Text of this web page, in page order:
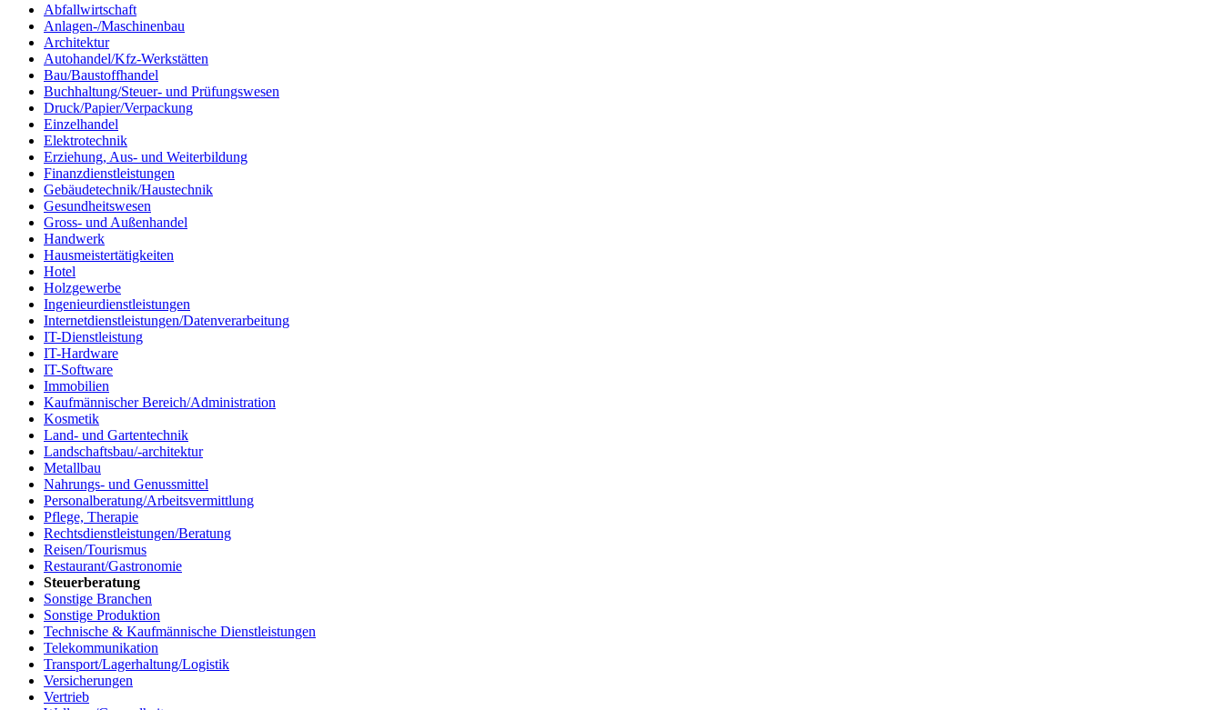
Abfallwirtschaft
Anlagen-/Maschinenbau
Architektur
Autohandel/Kfz-Werkstätten
Bau/Baustoffhandel
Buchhaltung/Steuer- und Prüfungswesen
Druck/Papier/Verpackung
Einzelhandel
Elektrotechnik
Erziehung, Aus- und Weiterbildung
Finanzdienstleistungen
Gebäudetechnik/Haustechnik
Gesundheitswesen
Gross- und Außenhandel
Handwerk
Hausmeistertätigkeiten
Hotel
Holzgewerbe
Ingenieurdienstleistungen
Internetdienstleistungen/Datenverarbeitung
IT-Dienstleistung
IT-Hardware
IT-Software
Immobilien
Kaufmännischer Bereich/Administration
Kosmetik
Land- und Gartentechnik
Landschaftsbau/-architektur
Metallbau
Nahrungs- und Genussmittel
Personalberatung/Arbeitsvermittlung
Pflege, Therapie
Rechtsdienstleistungen/Beratung
Reisen/Tourismus
Restaurant/Gastronomie
Steuerberatung
Sonstige Branchen
Sonstige Produktion
Technische & Kaufmännische Dienstleistungen
Telekommunikation
Transport/Lagerhaltung/Logistik
Versicherungen
Vertrieb